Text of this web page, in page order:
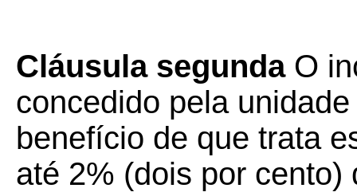
Cláusula segundaO
concedido pela
benefício de que trata
até 2% (dois por cento)